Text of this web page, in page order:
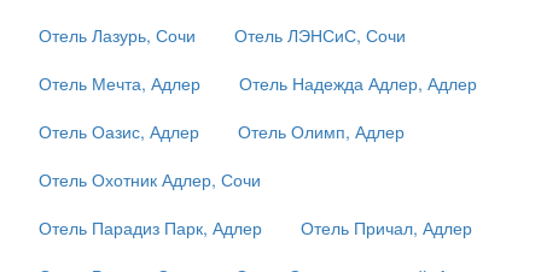
Отель Лазурь, Сочи
Отель ЛЭНСиС, Сочи
Отель Мечта, Адлер
Отель Надежда Адлер, Адлер
Отель Оазис, Адлер
Отель Олимп, Адлер
Отель Охотник Адлер, Сочи
Отель Парадиз Парк, Адлер
Отель Причал, Адлер